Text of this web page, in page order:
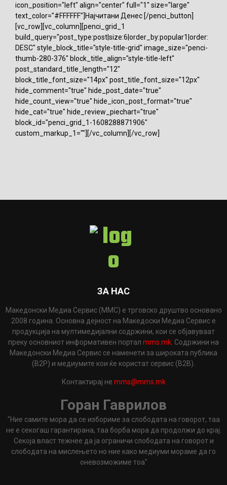
icon_position="left" align="center" full="1" size="large"
text_color="#FFFFFF"]Најчитани Денес [/penci_button]
[vc_row][vc_column][penci_grid_1
build_query="post_type:post|size:6|order_by:popular1|order:
DESC" style_block_title="style-title-grid" image_size="penci-
thumb-280-376" block_title_align="style-title-left"
post_standard_title_length="12"
block_title_font_size="14px" post_title_font_size="12px"
hide_comment="true" hide_post_date="true"
hide_count_view="true" hide_icon_post_format="true"
hide_cat="true" hide_review_piechart="true"
block_id="penci_grid_1-1608288871906"
custom_markup_1=""][/vc_column][/vc_row]
ЗА НАС
Македонски Медиа Сервис (ММС) е трговско друштво основано
2008 година. Основна дејност на Македоски Медиа Сервис е
продукција на мултимедијални содржини, кои се објавуваат
преку основниот информативен портал mms.mk . Содржини на
Македонски Медиа Сервис се наменети за широката публика
(B2P) и медиумите кои ќе користат сервис (B2B).
Контактирај не mms@mms.mk
Горан Гаврилов
"Ние самите мора да се избориме за слободата на говорот, таа
не е секогаш гарантирана, таа борба мора да продолжи до крај.
Секоја власт тежнее да ја ограничи слободата на говорот и
слободата на мислењето но ние како медиуми мораме да го
оневозможиме тоа"